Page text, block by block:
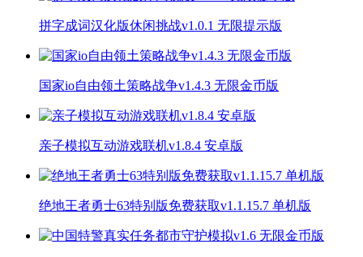
拼字成词汉化版休闲挑战v1.0.1 无限提示版
国家io自由领土策略战争v1.4.3 无限金币版
亲子模拟互动游戏联机v1.8.4 安卓版
绝地王者勇士63特别版免费获取v1.1.15.7 单机版